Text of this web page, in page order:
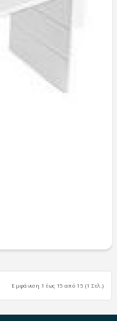
Εμφάνιση 1 έως 15 από 15 (1 Σελ.)